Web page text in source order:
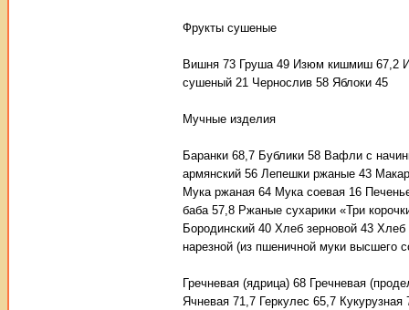
Фрукты сушеные
Вишня 73 Груша 49 Изюм кишмиш 67,2
сушеный 21 Чернослив 58 Яблоки 45
Мучные изделия
Баранки 68,7 Бублики 58 Вафли с
армянский 56 Лепешки ржаные 43
Мука ржаная 64 Мука соевая 16
баба 57,8 Ржаные сухарики «Три
Бородинский 40 Хлеб зерновой 43
нарезной (из пшеничной муки высшего
Гречневая (ядрица) 68 Гречневая
Ячневая 71,7 Геркулес 65,7